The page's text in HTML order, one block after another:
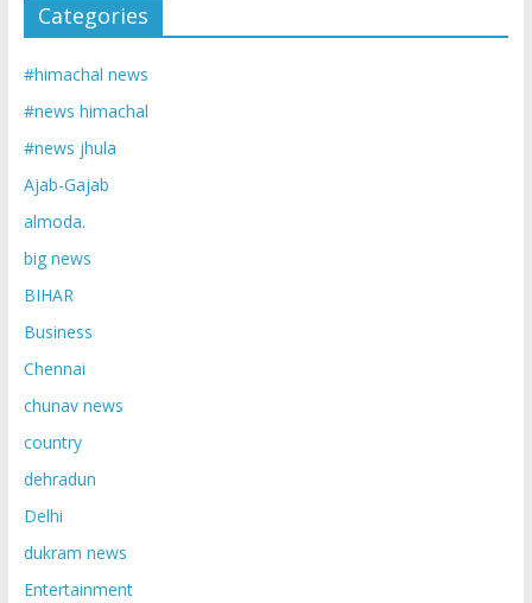
Categories
#himachal news
#news himachal
#news jhula
Ajab-Gajab
almoda.
big news
BIHAR
Business
Chennai
chunav news
country
dehradun
Delhi
dukram news
Entertainment